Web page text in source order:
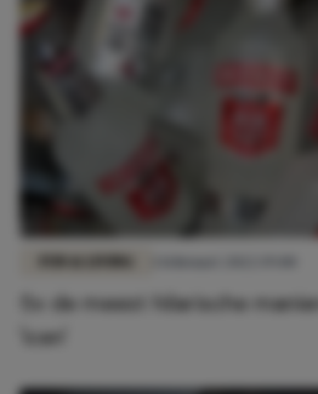
5x de meest hilarische
'icen'